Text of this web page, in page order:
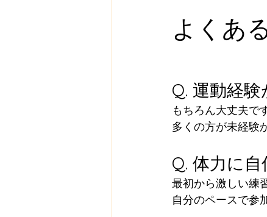
よくあ
Q. 運動経
もちろん大丈夫です
多くの方が未経験
Q. 体力に
最初から激しい練
自分のペースで参